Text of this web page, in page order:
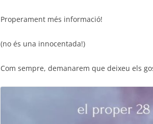
Properament més informació!
(no és una innocentada!)
Com sempre, demanarem que deixeu els